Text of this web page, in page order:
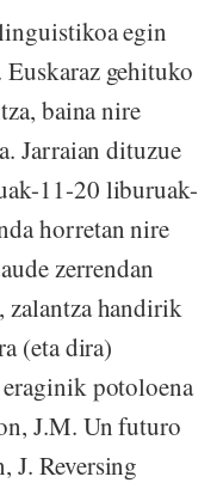
egin
gehituko
baina nire
Jarraian dituzue
11-20 liburuak-
horretan nire
zerrendan
zalantza handirik
(eta dira)
potoloena
J.M. Un futuro
J. Reversing